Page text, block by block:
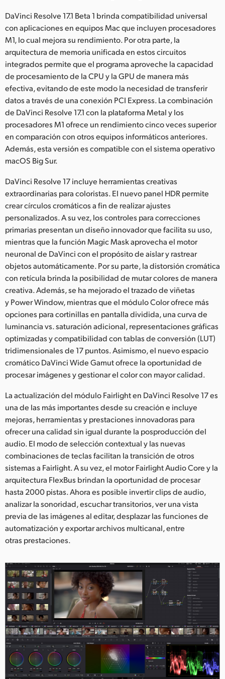
Poland
Portugal
Singapore
South Africa
Sweden
Chinese Taipei
UAE
Ukraine
United Kingdom
United States
DaVinci Resolve 17.1 Beta 1 brinda compatibilidad universal
con aplicaciones en equipos Mac que incluyen procesadores
M1, lo cual mejora su rendimiento. Por otra parte, la
arquitectura de memoria unificada en estos circuitos
integrados permite que el programa aproveche la capacidad
de procesamiento de la CPU y la GPU de manera más
efectiva, evitando de este modo la necesidad de transferir
datos a través de una conexión PCI Express. La combinación
de DaVinci Resolve 17.1 con la plataforma Metal y los
procesadores M1 ofrece un rendimiento cinco veces superior
en comparación con otros equipos informáticos anteriores.
Además, esta versión es compatible con el sistema operativo
macOS Big Sur.
DaVinci Resolve 17 incluye herramientas creativas
extraordinarias para coloristas. El nuevo panel HDR permite
crear círculos cromáticos a fin de realizar ajustes
personalizados. A su vez, los controles para correcciones
primarias presentan un diseño innovador que facilita su uso,
mientras que la función Magic Mask aprovecha el motor
neuronal de DaVinci con el propósito de aislar y rastrear
objetos automáticamente. Por su parte, la distorsión cromática
con retícula brinda la posibilidad de mutar colores de manera
creativa. Además, se ha mejorado el trazado de viñetas
y Power Window, mientras que el módulo Color ofrece más
opciones para cortinillas en pantalla dividida, una curva de
luminancia vs. saturación adicional, representaciones gráficas
optimizadas y compatibilidad con tablas de conversión (LUT)
tridimensionales de 17 puntos. Asimismo, el nuevo espacio
cromático DaVinci Wide Gamut ofrece la oportunidad de
procesar imágenes y gestionar el color con mayor calidad.
La actualización del módulo Fairlight en DaVinci Resolve 17 es
una de las más importantes desde su creación e incluye
mejoras, herramientas y prestaciones innovadoras para
ofrecer una calidad sin igual durante la posproducción del
audio. El modo de selección contextual y las nuevas
combinaciones de teclas facilitan la transición de otros
sistemas a Fairlight. A su vez, el motor Fairlight Audio Core y la
arquitectura FlexBus brindan la oportunidad de procesar
hasta 2000 pistas. Ahora es posible invertir clips de audio,
analizar la sonoridad, escuchar transitorios, ver una vista
previa de las imágenes al editar, desplazar las funciones de
automatización y exportar archivos multicanal, entre
otras prestaciones.